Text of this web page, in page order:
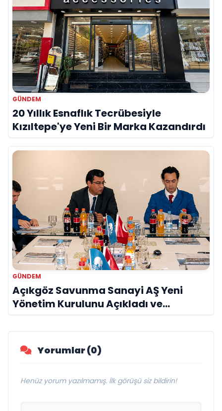
GÜNDEM
20 Yıllık Esnaflık Tecrübesiyle
Kızıltepe'ye Yeni Bir Marka Kazandırdı
GÜNDEM
Açıkgöz Savunma Sanayi AŞ Yeni
Yönetim Kurulunu Açıkladı ve
Savunma Sanayinde Küresel Vizyon
Vurgusu
Yorumlar (0)
Henüz yorum yazılmamış. İlk görüşü siz bildirin!